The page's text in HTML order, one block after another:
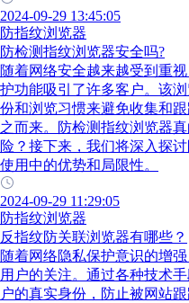
2024-09-29 13:45:05
防指纹浏览器
防检测指纹浏览器安全吗?
随着网络安全越来越受到重
护功能吸引了许多客户。该
份和浏览习惯来避免收集和
之而来。防检测指纹浏览器
险？接下来，我们将深入探
使用中的优势和局限性。
2024-09-29 11:29:05
防指纹浏览器
反指纹防关联浏览器有哪些？
随着网络隐私保护意识的增
用户的关注。通过各种技术
户的真实身份，防止被网站